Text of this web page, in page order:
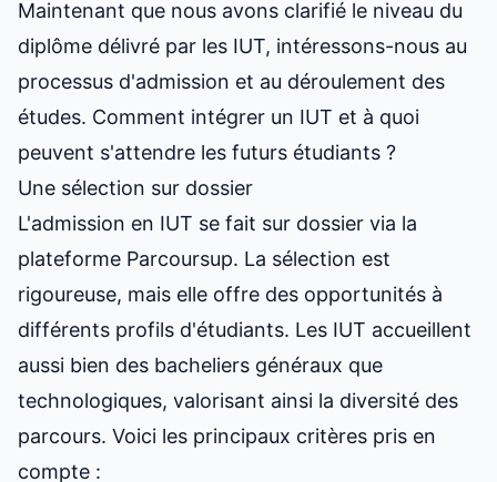
Maintenant que nous avons clarifié le niveau du
diplôme délivré par les IUT, intéressons-nous au
processus d'admission et au déroulement des
études. Comment intégrer un IUT et à quoi
peuvent s'attendre les futurs étudiants ?
Une sélection sur dossier
L'admission en IUT se fait sur dossier via la
plateforme Parcoursup. La sélection est
rigoureuse, mais elle offre des opportunités à
différents profils d'étudiants. Les IUT accueillent
aussi bien des bacheliers généraux que
technologiques, valorisant ainsi la diversité des
parcours. Voici les principaux critères pris en
compte :